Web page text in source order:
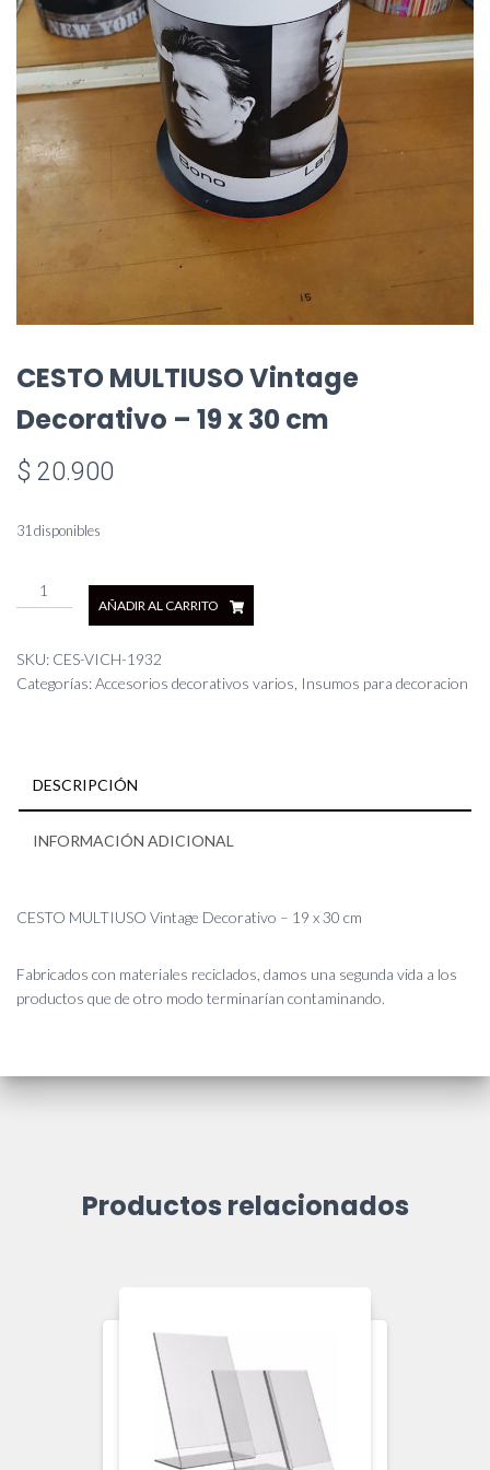
CESTO MULTIUSO Vintage
Decorativo – 19 x 30 cm
$ 20.900
31 disponibles
CESTO
MULTIUSO
Decorativo
-
cm
AÑADIR AL CARRITO
SKU: CES-VICH-1932
Categorías:Accesorios decorativos varios Insumos para decoracion
DESCRIPCIÓN
INFORMACIÓN ADICIONAL
CESTO MULTIUSO Vintage Decorativo – 19 x 30 cm
Fabricados con materiales reciclados, damos una segunda vida a los
productos que de otro modo terminarían contaminando.
Productos relacionados